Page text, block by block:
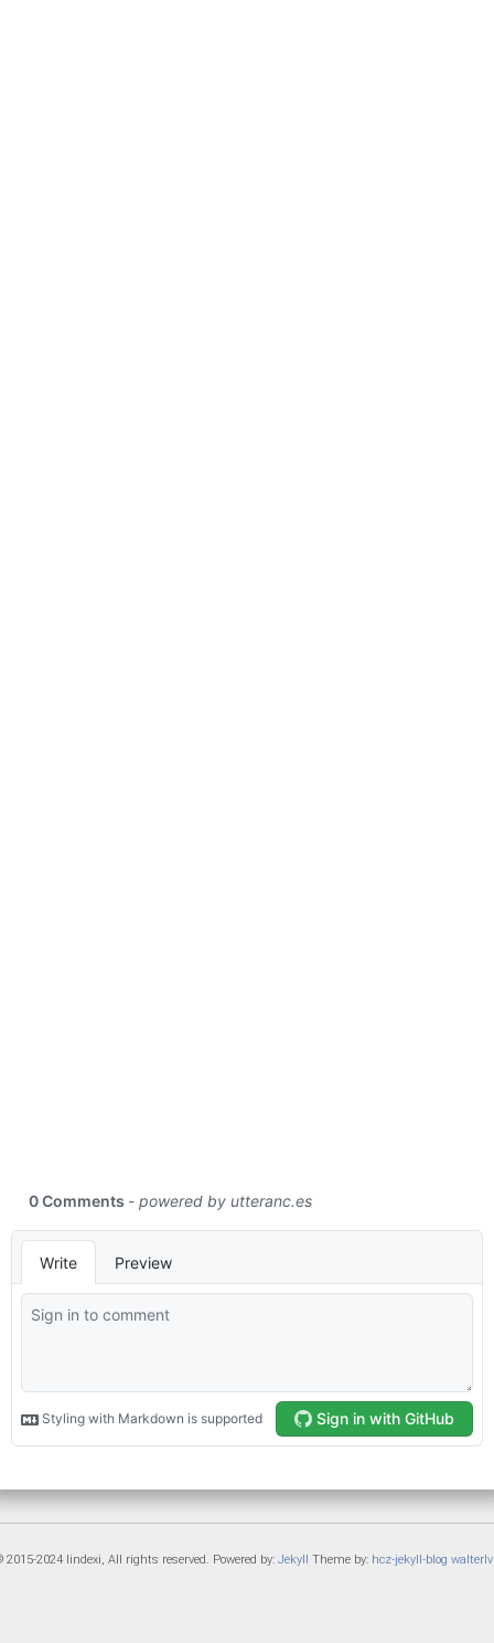
2015-2024 lindexi, All rights reserved. Powered by: Jekyll Theme by: hcz-jekyll-blog walterlv